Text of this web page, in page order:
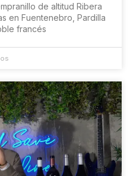
de altitud Ribera
en Fuentenebro, Pardilla
francés